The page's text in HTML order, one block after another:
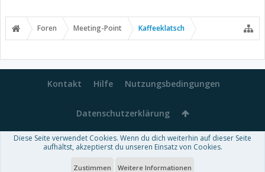
Foren Meeting-Point Kaffeeklatsch
Kontakt Hilfe Nutzungsbedingungen
Datenschutzerklärung
Forum software by XenForo™-Deutsch von xenDach
Theme designed byThemeHouse
Diese Seite verwendet Cookies. Wenn du dich weiterhin auf dieser Seite
aufhältst, akzeptierst du unseren Einsatz von Cookies.
Zustimmen Weitere Informationen